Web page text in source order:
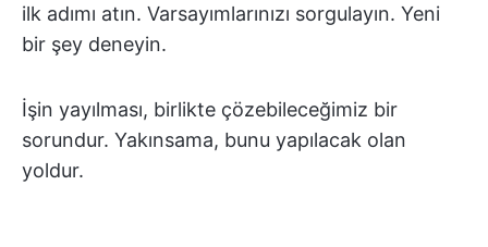
ilk adımı atın. Varsayımlarınızı sorgulayın. Yeni
bir şey deneyin.
İşin yayılması, birlikte çözebileceğimiz bir
sorundur. Yakınsama, bunu yapılacak olan
yoldur.